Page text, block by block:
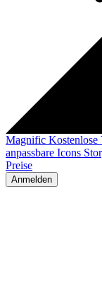
Magnific Kostenlose
anpassbare Icons
Preise
Anmelden